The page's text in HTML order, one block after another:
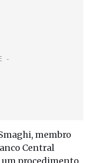
membro
Central